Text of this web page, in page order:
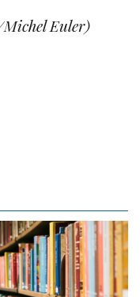
Michel Euler)